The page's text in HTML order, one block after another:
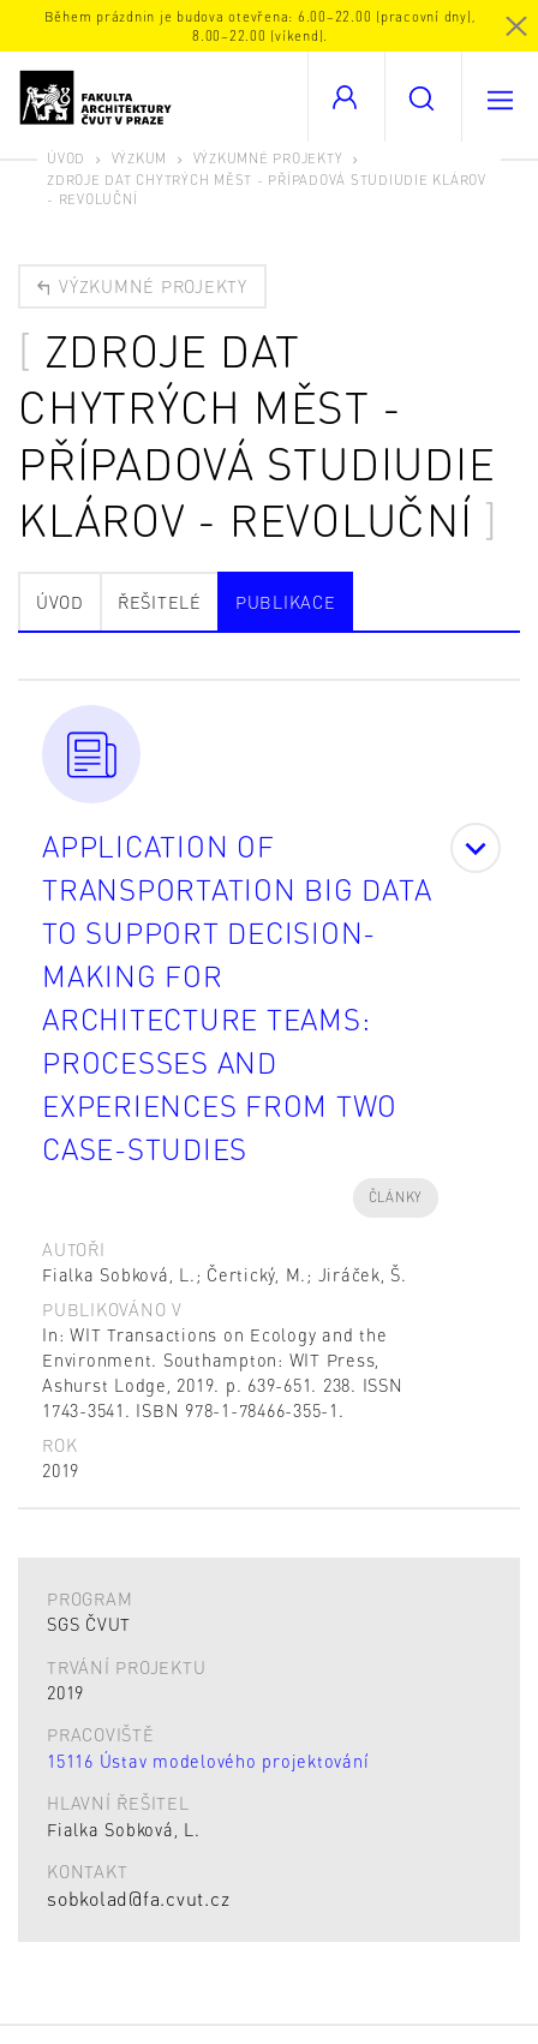
Během prázdnin je budova otevřena: 6.00–22.00 (pracovní dny),
8.00–22.00 (víkend).
ÚVOD VÝZKUM
VÝZKUMNÉ PROJEKTY
ZDROJE DAT CHYTRÝCH MĚST - PŘÍPADOVÁ STUDIUDIE KLÁROV
- REVOLUČNÍ
VÝZKUMNÉ PROJEKTY
ZDROJE DAT
CHYTRÝCH MĚST -
PŘÍPADOVÁ STUDIUDIE
KLÁROV - REVOLUČNÍ
ÚVOD ŘEŠITELÉ PUBLIKACE
APPLICATION OF
TRANSPORTATION BIG DATA
TO SUPPORT DECISION-
MAKING FOR
ARCHITECTURE TEAMS:
PROCESSES AND
EXPERIENCES FROM TWO
CASE-STUDIES
ČLÁNKY
AUTOŘI
Fialka Sobková, L.; Čertický, M.; Jiráček, Š.
PUBLIKOVÁNO V
In: WIT Transactions on Ecology and the
Environment. Southampton: WIT Press,
Ashurst Lodge, 2019. p. 639-651. 238. ISSN
1743-3541. ISBN 978-1-78466-355-1.
ROK
2019
PROGRAM
SGS ČVUT
TRVÁNÍ PROJEKTU
2019
PRACOVIŠTĚ
15116 Ústav modelového projektování
HLAVNÍ ŘEŠITEL
Fialka Sobková, L.
KONTAKT
sobkolad@fa.cvut.cz